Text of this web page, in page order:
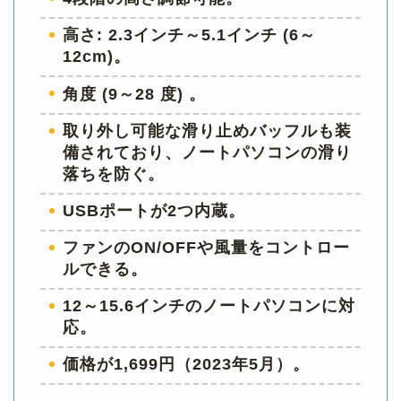
高さ: 2.3インチ～5.1インチ (6～
12cm)。
角度 (9～28 度) 。
取り外し可能な滑り止めバッフルも装
備されており、ノートパソコンの滑り
落ちを防ぐ。
USBポートが2つ内蔵。
ファンのON/OFFや風量をコントロー
ルできる。
12～15.6インチのノートパソコンに対
応。
価格が1,699円（2023年5月）。